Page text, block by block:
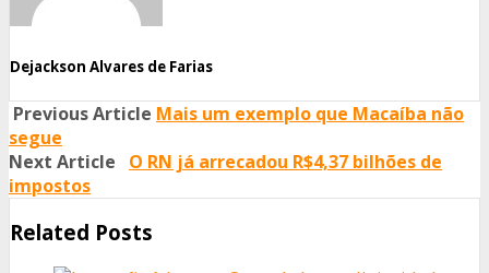
Dejackson Alvares de Farias
Previous Article Mais um exemplo que Macaíba não
segue
Next Article
O RN já arrecadou R$4,37 bilhões de
impostos
Related Posts